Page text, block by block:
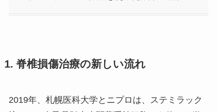
1. 脊椎損傷治療の新しい流れ
2019年、札幌医科大学とニプロは、 ステミラック